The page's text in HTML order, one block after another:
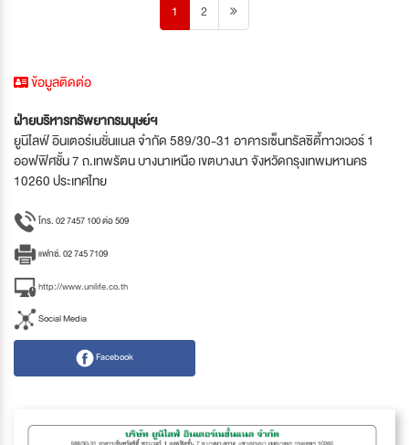
1 2
ข้อมูลติดต่อ
ฝ่ายบริหารทรัพยากรมนุษย์ฯ
ยูนิไลฟ์ อินเตอร์เนชั่นแนล จำกัด 589/30-31 อาคารเซ็นทรัลซิตี้ทาวเวอร์ 1
ออฟฟิศชั้น 7 ถ.เทพรัตน บางนาเหนือ เขตบางนา จังหวัดกรุงเทพมหานคร
10260 ประเทศไทย
โทร. 02 7457 100 ต่อ 509
แฟกซ์. 02 745 7109
http://www.unilife.co.th
Social Media
Facebook